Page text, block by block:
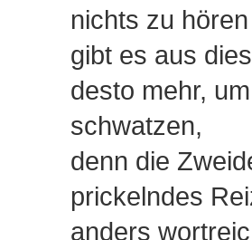
nichts zu
gibt es aus
desto mehr,
schwatzen,
denn die
prickelndes
anders